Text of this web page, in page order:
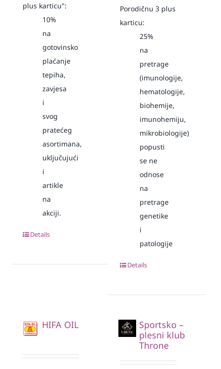
plus karticu":
10%
na
gotovinsko
plaćanje
tepiha,
zavjesa
i
svog
pratećeg
asortimana,
uključujući
i
artikle
na
akciji.
Details
Porodičnu 3 plus
karticu:
25%
na
pretrage
(imunologije,
hematologije,
biohemije,
imunohemiju,
mikrobiologije)
popusti
se ne
odnose
na
pretrage
genetike
i
patologije
Details
HIFA OIL
Sportsko –
plesni klub
Throne